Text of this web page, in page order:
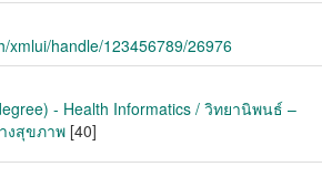
xmlui/handle/123456789/26976
- Health Informatics / วิทยานิพนธ์ –
งสุขภาพ [40]